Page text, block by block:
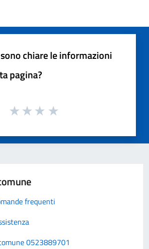
chiare le informazioni
pagina?
frequenti
0523889701